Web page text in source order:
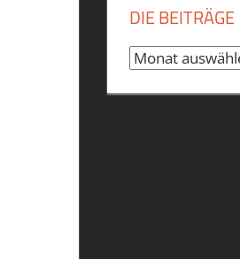
DIE BEITRÄGE
Die